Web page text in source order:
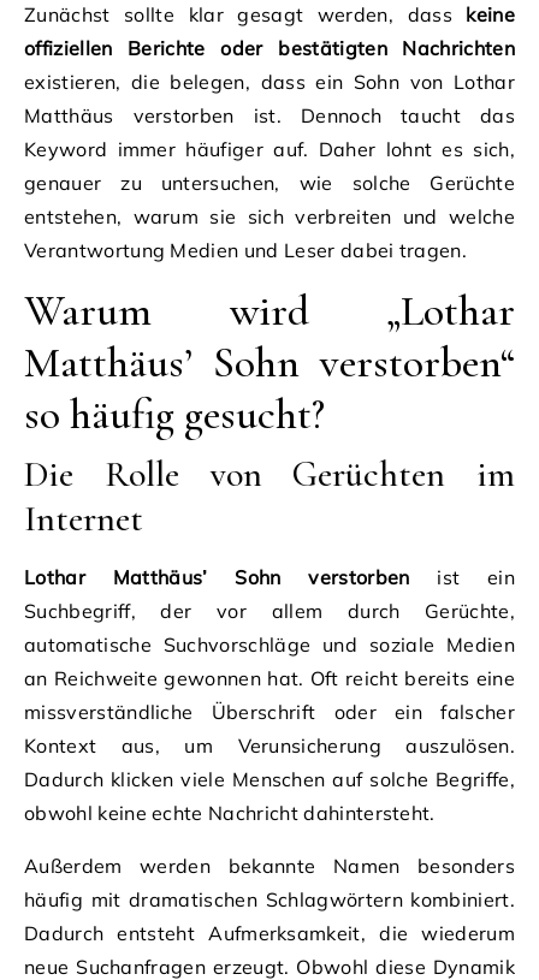
Zunächst sollte klar gesagt werden, dass keine
offiziellen Berichte oder bestätigten Nachrichten
existieren, die belegen, dass ein Sohn von Lothar
Matthäus verstorben ist. Dennoch taucht das
Keyword immer häufiger auf. Daher lohnt es sich,
genauer zu untersuchen, wie solche Gerüchte
entstehen, warum sie sich verbreiten und welche
Verantwortung Medien und Leser dabei tragen.
Warum wird „Lothar
Matthäus’ Sohn verstorben“
so häufig gesucht?
Die Rolle von Gerüchten im
Internet
Lothar Matthäus’ Sohn verstorben ist ein
Suchbegriff, der vor allem durch Gerüchte,
automatische Suchvorschläge und soziale Medien
an Reichweite gewonnen hat. Oft reicht bereits eine
missverständliche Überschrift oder ein falscher
Kontext aus, um Verunsicherung auszulösen.
Dadurch klicken viele Menschen auf solche Begriffe,
obwohl keine echte Nachricht dahintersteht.
Außerdem werden bekannte Namen besonders
häufig mit dramatischen Schlagwörtern kombiniert.
Dadurch entsteht Aufmerksamkeit, die wiederum
neue Suchanfragen erzeugt. Obwohl diese Dynamik